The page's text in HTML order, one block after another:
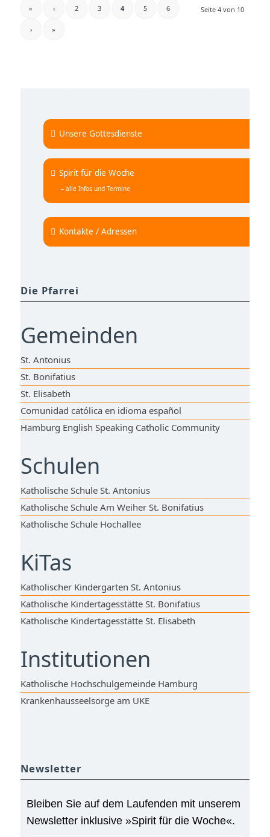
Seite 4 von 10
« ‹ 2 3 4 5 6
› »
Unsere Gottesdienste
Spirit für die Woche
– alle Infos und Termine
Kontakte / Adressen
Die Pfarrei
Gemeinden
St. Antonius
St. Bonifatius
St. Elisabeth
Comunidad católica en idioma español
Hamburg English Speaking Catholic Community
Schulen
Katholische Schule St. Antonius
Katholische Schule Am Weiher St. Bonifatius
Katholische Schule Hochallee
KiTas
Katholischer Kindergarten St. Antonius
Katholische Kindertagesstätte St. Bonifatius
Katholische Kindertagesstätte St. Elisabeth
Institutionen
Katholische Hochschulgemeinde Hamburg
Krankenhausseelsorge am UKE
Newsletter
Bleiben Sie auf dem Laufenden mit unserem
Newsletter inklusive »Spirit für die Woche«.